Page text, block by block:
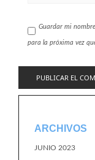
Guardar mi
para la próxima vez
ARCHIVOS
JUNIO 2023